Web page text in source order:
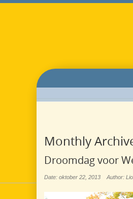
Monthly
Droomdag voor
Date: oktober 22, 2013 Author: